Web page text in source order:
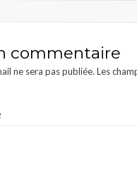
commentaire
ne sera pas publiée. Les